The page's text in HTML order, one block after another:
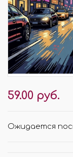
59.00 руб.
Ожидается